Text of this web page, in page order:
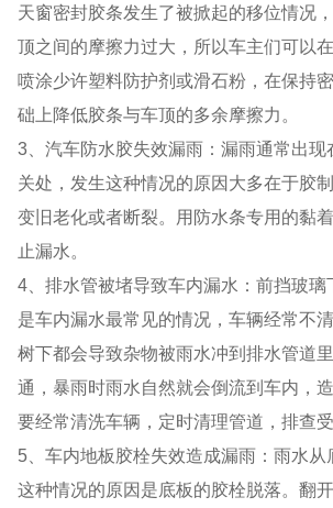
天窗密封胶条发生了被掀起的移位情况
顶之间的摩擦力过大，所以车主们可以
喷涂少许塑料防护剂或滑石粉，在保持
础上降低胶条与车顶的多余摩擦力。
3、汽车防水胶失效漏雨：漏雨通常出现
关处，发生这种情况的原因大多在于胶
变旧老化或者断裂。用防水条专用的黏
止漏水。
4、排水管被堵导致车内漏水：前挡玻璃
是车内漏水最常见的情况，车辆经常不
树下都会导致杂物被雨水冲到排水管道
通，暴雨时雨水自然就会倒流到车内，
要经常清洗车辆，定时清理管道，排查受
5、车内地板胶栓失效造成漏雨：雨水
这种情况的原因是底板的胶栓脱落。翻